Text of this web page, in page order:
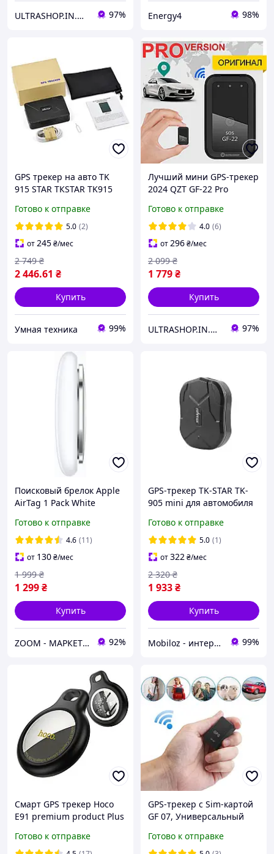
ULTRASHOP.IN.UA 🛒 Интернет-магазин трендовых гаджетов 97% Energy4 98%
GPS трекер на авто TK
915 STAR ТКSTAR TK915
на магнитах
Готово к отправке
5.0 (2)
от245₴/мес
2 446.61 ₴
2 749 ₴
Купить
Умная техника 99%
Лучший мини GPS-трекер
2024 QZT GF-22 Pro
Микрофоном GSM
Диктофон Магнитный
Готово к отправке
4.0 (6)
от296₴/мес
1 779₴
2 099 ₴
Купить
ULTRASHOP.IN.UA 🛒 Интернет-магазин трендовых гаджетов 97%
Поисковый брелок Apple
AirTag 1 Pack White
Готово к отправке
4.6 (11)
от 130₴/мес
1 299₴
1 999 ₴
Купить
ZOOM - МАРКЕТ ЦИФРОВОЙ ТЕХНИКИ 92%
GPS-трекер TK-STAR TK-
905 mini для автомобиля
Готово к отправке
5.0 (1)
от322₴/мес
1 933₴
2 320 ₴
Купить
Mobiloz - интернет-магазин Мобилоз 99%
Смарт GPS трекер Hoco
E91 premium product Plus
Готово к отправке
GPS-трекер с Sim-картой
GF 07, Универсальный
Автономный GPS маячок
Готово к отправке